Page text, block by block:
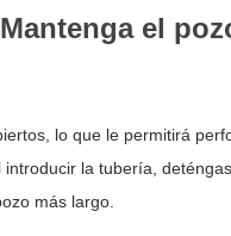
Mantenga el
lo que le permitirá
la tubería,
más largo.